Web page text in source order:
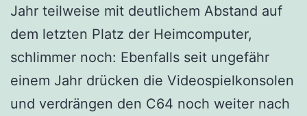
Jahr teilweise mit deutlichem Abstand auf
dem letzten Platz der Heimcomputer,
schlimmer noch: Ebenfalls seit ungefähr
einem Jahr drücken die Videospielkonsolen
und verdrängen den C64 noch weiter nach